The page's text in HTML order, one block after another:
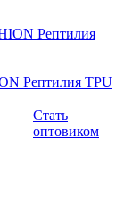
Рептилия TPU
Стать
оптовиком